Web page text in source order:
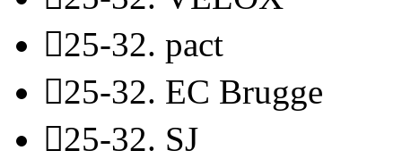
25-32. pact
25-32. EC Brugge
25-32. SJ